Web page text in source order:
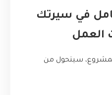
في سيرتك
العمل
سيتحول من